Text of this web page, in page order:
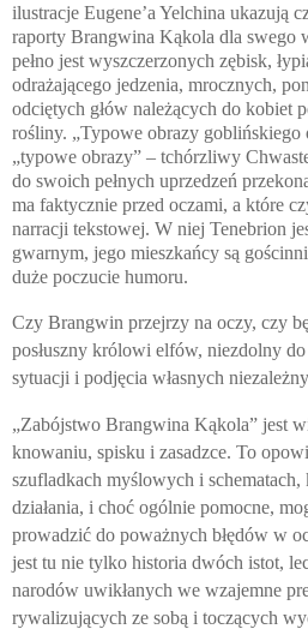
ilustracje Eugene’a Yelchina ukazują
raporty Brangwina Kąkola dla swego
pełno jest wyszczerzonych zębisk,
odrażającego jedzenia, mrocznych,
odciętych głów należących do kobiet
rośliny. „Typowe obrazy goblińskiego
„typowe obrazy” – tchórzliwy
do swoich pełnych uprzedzeń
ma faktycznie przed oczami, a które
narracji tekstowej. W niej Tenebrion
gwarnym, jego mieszkańcy są
duże poczucie humoru.
Czy Brangwin przejrzy na oczy, czy
posłuszny królowi elfów, niezdolny
sytuacji i podjęcia własnych
„Zabójstwo Brangwina Kąkola” jest
knowaniu, spisku i zasadzce. To
szufladkach myślowych i schematach,
działania, i choć ogólnie pomocne,
prowadzić do poważnych błędów w
jest tu nie tylko historia dwóch istot,
narodów uwikłanych we wzajemne
rywalizujących ze sobą i toczących